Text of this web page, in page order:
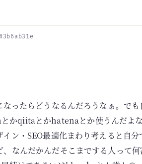
ったらどうなるんだろうなぁ。で
かqiitaとかhatenaとか使うんだよ
ン・SEO最適化まわり考えると自
なんだかんだそこまでする人って